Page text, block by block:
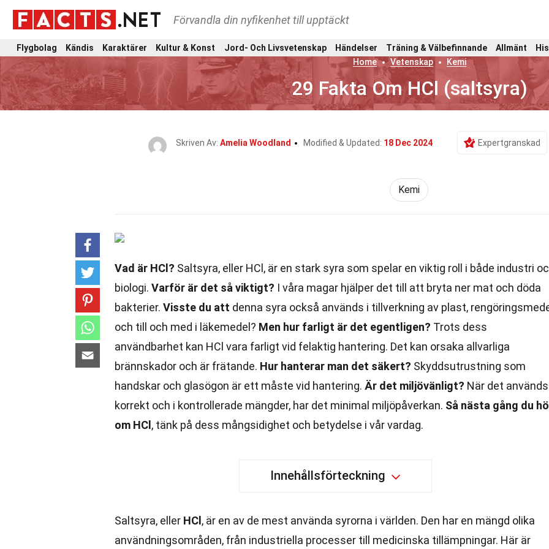
Förvandla din nyfikenhet till upptäckt
Flygbolag Kändis Karaktärer Kultur & Konst Jord- Och Livsvetenskap Händelser Träning & Välbefinnande Allmänt
Home
Vetenskap Kemi
29 Fakta Om HCl (saltsyra)
Skriven Av: Amelia Woodland Modified & Updated: 18 Dec 2024 Expertgranskad
Kemi
Vad är HCl? Saltsyra, eller HCl, är en stark syra som spelar en viktig roll i både industri
biologi. Varför är det så viktigt? I våra magar hjälper det till att bryta ner mat och döda
bakterier. Visste du att denna syra också används i tillverkning av plast,
och till och med i läkemedel? Men hur farligt är det egentligen? Trots dess
användbarhet kan HCl vara farligt vid felaktig hantering. Det kan orsaka allvarliga
brännskador och är frätande. Hur hanterar man det säkert? Skyddsutrustning som
handskar och glasögon är ett måste vid hantering. Är det miljövänligt? När det används
korrekt och i kontrollerade mängder, har det minimal miljöpåverkan. Så nästa gång du
om HCl , tänk på dess mångsidighet och betydelse i vår vardag.
Innehållsförteckning
Saltsyra, eller HCl , är en av de mest använda syrorna i världen. Den har en mängd olika
användningsområden, från industriella processer till medicinska tillämpningar. Här är